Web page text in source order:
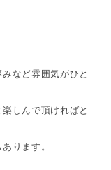
など雰囲気がひと
しんで頂ければと
ります。